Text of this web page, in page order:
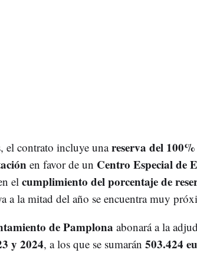
el contrato incluye unareserva del
en favor de un Centro Especial de
el cumplimiento del porcentaje de
a la mitad del año se encuentra muy
de Pamplona abonará a la
y 2024, a los que se sumarán 503.424